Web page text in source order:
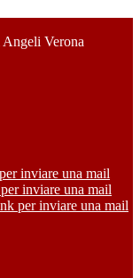
Angeli Verona
inviare una mail
inviare una mail
per inviare una mail